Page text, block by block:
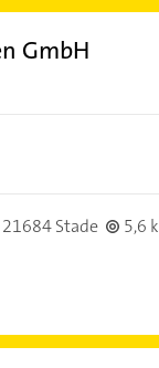
GmbH
21684 Stade
5,6